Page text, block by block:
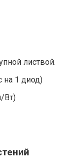
листвой.
на 1 диод)
Вт)